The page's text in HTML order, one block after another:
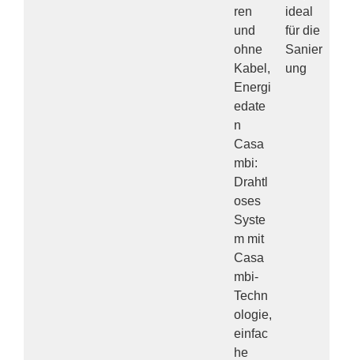
ren
und
ohne
Kabel,
Energi
edate
n
Casa
mbi:
Drahtl
oses
Syste
m mit
Casa
mbi-
Techn
ologie,
einfac
he
ideal
für die
Sanier
ung